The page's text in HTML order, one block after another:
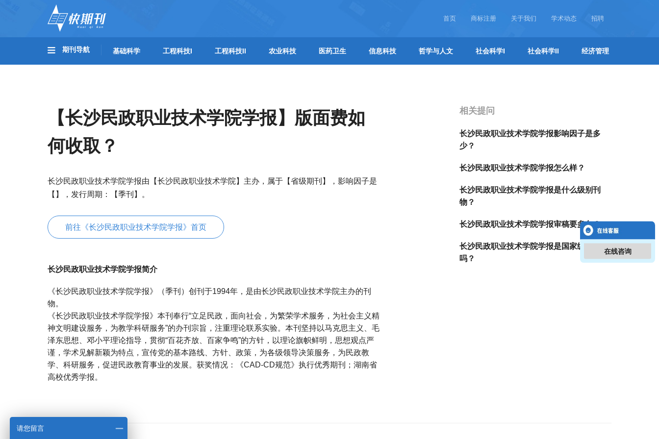
首页 商标注册 关于我们 学术动态 招聘
期刊导航 基础科学 工程科技I 工程科技II 农业科技 医药卫生 信息科技 哲学与人文 社会科学I 社会科学II 经济管理
【长沙民政职业技术学院学报】版面费如
何收取？
长沙民政职业技术学院学报由【长沙民政职业技术学院】主办，属于【省级期刊】，影响因子是
【】，发行周期：【季刊】。
前往《长沙民政职业技术学院学报》首页
长沙民政职业技术学院学报简介
《长沙民政职业技术学院学报》（季刊）创刊于1994年，是由长沙民政职业技术学院主办的刊
物。
《长沙民政职业技术学院学报》本刊奉行“立足民政，面向社会，为繁荣学术服务，为社会主义精
神文明建设服务，为教学科研服务”的办刊宗旨，注重理论联系实验。本刊坚持以马克思主义、毛
泽东思想、邓小平理论指导，贯彻“百花齐放、百家争鸣”的方针，以理论旗帜鲜明，思想观点严
谨，学术见解新颖为特点，宣传党的基本路线、方针、政策，为各级领导决策服务，为民政教
学、科研服务，促进民政教育事业的发展。获奖情况：《CAD-CD规范》执行优秀期刊；湖南省
高校优秀学报。
相关提问
长沙民政职业技术学院学报影响因子是多
少？
长沙民政职业技术学院学报怎么样？
长沙民政职业技术学院学报是什么级别刊
物？
长沙民政职业技术学院学报审稿要多久？
长沙民政职业技术学院学报是国家级期刊
吗？
在线咨询
请您留言